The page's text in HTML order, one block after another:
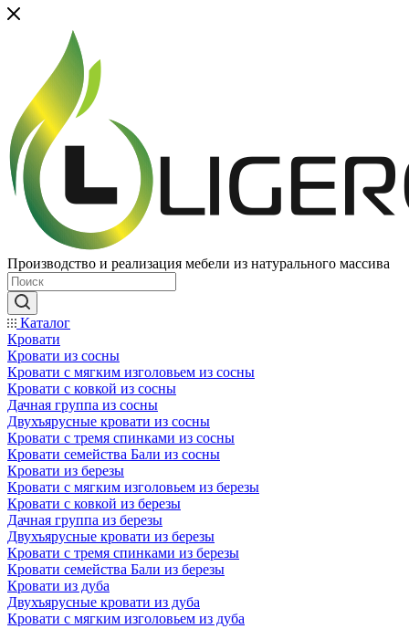
Производство и реализация мебели из натурального массива
Каталог
Кровати
Кровати из сосны
Кровати с мягким изголовьем из сосны
Кровати с ковкой из сосны
Дачная группа из сосны
Двухъярусные кровати из сосны
Кровати с тремя спинками из сосны
Кровати семейства Бали из сосны
Кровати из березы
Кровати с мягким изголовьем из березы
Кровати с ковкой из березы
Дачная группа из березы
Двухъярусные кровати из березы
Кровати с тремя спинками из березы
Кровати семейства Бали из березы
Кровати из дуба
Двухъярусные кровати из дуба
Кровати с мягким изголовьем из дуба